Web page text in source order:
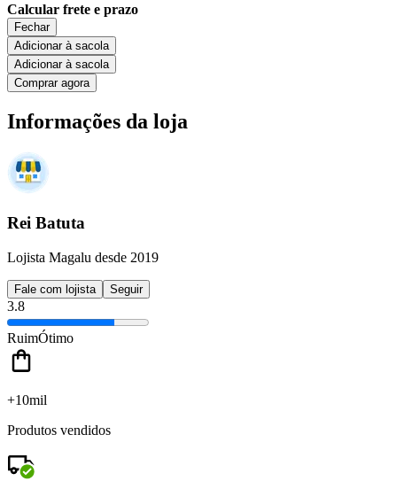
Calcular frete e prazo
Fechar
Adicionar à sacola
Adicionar à sacola
Comprar agora
Informações da loja
Rei Batuta
Lojista Magalu desde 2019
Fale com lojista Seguir
3.8
RuimÓtimo
+10mil
Produtos vendidos